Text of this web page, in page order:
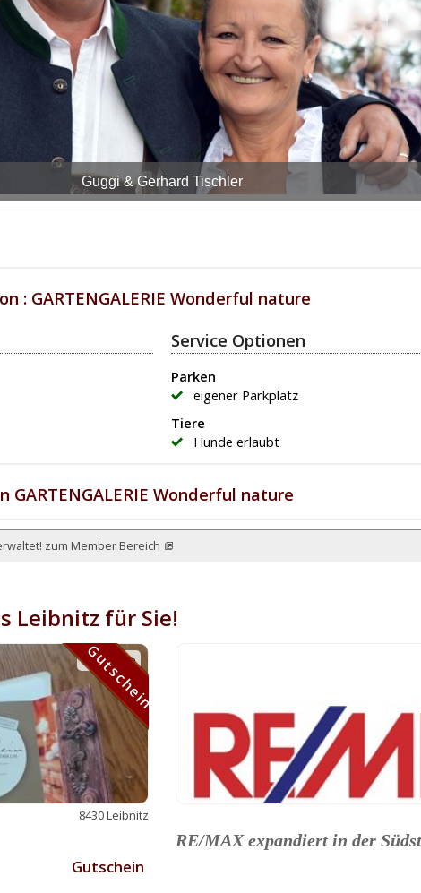
Guggi & Gerhard Tischler
: GARTENGALERIE Wonderful nature
Service Optionen
Parken
eigener Parkplatz
Tiere
Hunde erlaubt
GARTENGALERIE Wonderful nature
zum Member Bereich
Leibnitz für Sie!
Gutschein
8430 Leibnitz
Gutschein
Gutschein
RE/MAX expandiert in der